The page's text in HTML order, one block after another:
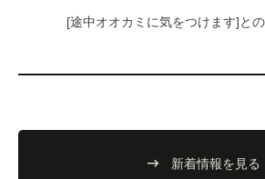
[途中オオカミに気をつけます]との
新着情報を見る